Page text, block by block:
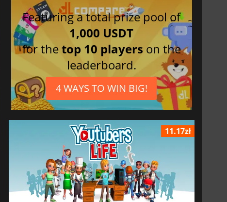
Featuring a total prize pool of
1,000 USDT
for thetop 10 players on the
leaderboard.
4 WAYS TO WIN BIG!
11.17zł